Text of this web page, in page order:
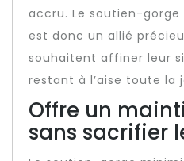
accru. Le soutien-
est donc un allié
souhaitent affiner leur
restant à l’aise toute la
Offre un
sans sacrifier